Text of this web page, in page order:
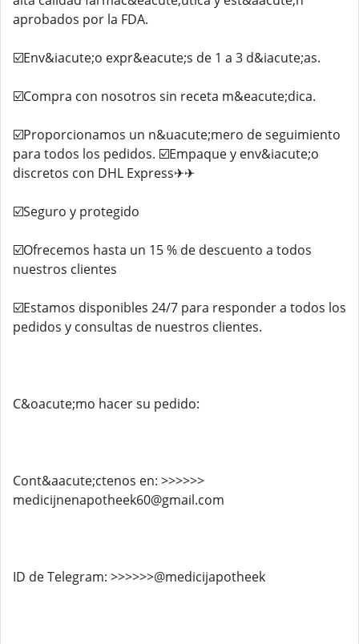
aprobados por la FDA.
☑️Env&iacute;o expr&eacute;s de 1 a 3 d&iacute;as.
☑️Compra con nosotros sin receta m&eacute;dica.
☑️Proporcionamos un n&uacute;mero de seguimiento
para todos los pedidos. ☑️Empaque y env&iacute;o
discretos con DHL Express✈✈
☑️Seguro y protegido
☑️Ofrecemos hasta un 15 % de descuento a todos
nuestros clientes
☑️Estamos disponibles 24/7 para responder a todos los
pedidos y consultas de nuestros clientes.
C&oacute;mo hacer su pedido:
Cont&aacute;ctenos en: >>>>>>
medicijnenapotheek60@gmail.com
ID de Telegram: >>>>>>@medicijapotheek